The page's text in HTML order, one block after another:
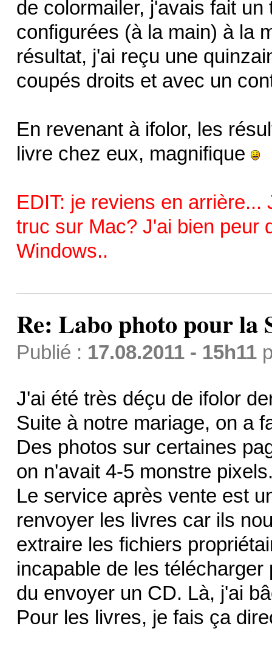
de colormailer, j'avais fait
configurées (à la main) à la
résultat, j'ai reçu une
coupés droits et avec un
En revenant à ifolor, les
livre chez eux, magnifique
EDIT: je reviens en
truc sur Mac? J'ai bien peur
Windows..
Re: Labo photo pour la
Publié : 17.08.2011 - 15h11
J'ai été très déçu de ifolor
Suite à notre mariage, on a
Des photos sur certaines
on n'avait 4-5 monstre
Le service après vente est
renvoyer les livres car ils
extraire les fichiers
incapable de les
du envoyer un CD. Là, j'ai
Pour les livres, je fais ça